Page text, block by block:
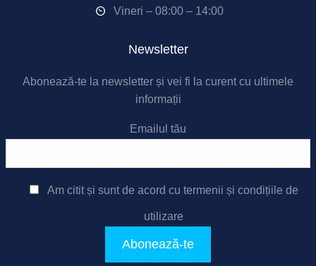
Vineri – 08:00 – 14:00
Newsletter
Abonează-te la newsletter și vei fi la curent cu ultimele
informații
Emailul tău
Am citit și sunt de acord cu termenii și condițiile de
utilizare